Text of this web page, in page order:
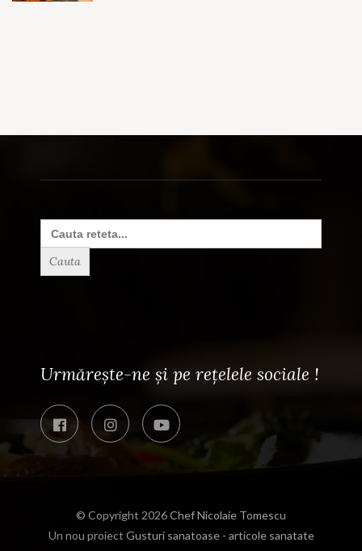
Search
for:
Urmărește-ne și pe rețelele sociale !
© Copyright 2026Chef Nicolaie Tomescu
Un nou proiect Gusturi sanatoase - articole sanatate